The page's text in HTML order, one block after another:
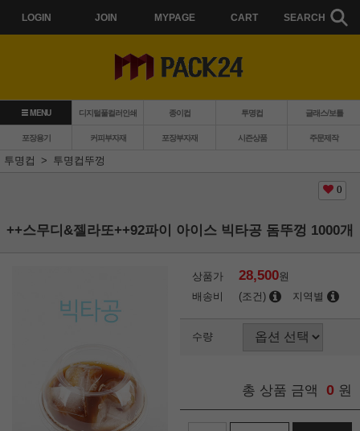
LOGIN JOIN MYPAGE CART SEARCH
MENU 디지털풀컬러인쇄 종이컵 투명컵 글래스/보틀
포장용기 커피부자재 포장부자재 시즌상품
주문제작
투명컵
투명컵뚜껑
0
++스무디&젤라또++92파이 아이스 빅타공 돔뚜껑 1000개
상품가 28,500원
배송비
(조건) 지역별
수량
총 상품 금액 0 원